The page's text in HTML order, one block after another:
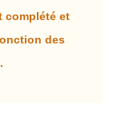
complété et
des